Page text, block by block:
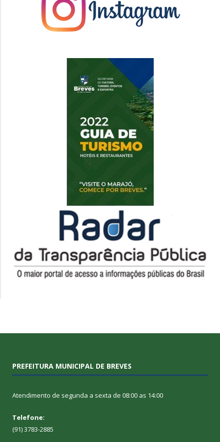
PREFEITURA MUNICIPAL DE BREVES
Atendimento de segunda a sexta de 08:00 as 14:00
Telefone:
(91) 3783-2885